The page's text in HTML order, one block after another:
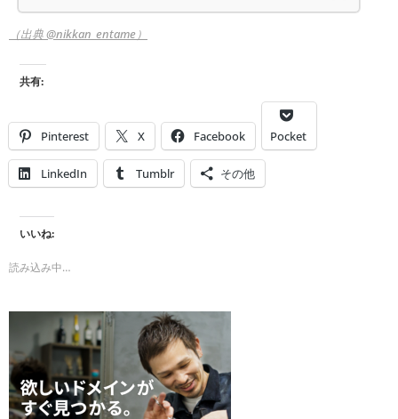
（出典 @nikkan_entame）
共有:
Pinterest X Facebook Pocket
LinkedIn Tumblr その他
いいね:
読み込み中…